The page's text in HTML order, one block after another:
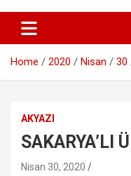
Home 2020 Nisan 30
AKYAZI
SAKARYA’LI
Nisan 30, 2020